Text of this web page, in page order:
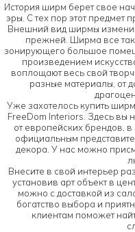
История ширм берет свое
эры. С тех пор этот предмет
Внешний вид ширмы
прежней. Ширма все так
зонирующего большое
произведением
воплощают весь свой
разные материалы, от
Уже захотелось купить
FreeDom Interiors. Здесь вы
от европейских брендов,
официальным
декора. У нас можно
Внесите в свой интерьер
установив арт объект в
можно с доставкой из
богатство выбора и
клиентам поможет